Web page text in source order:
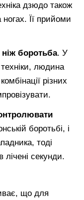
дзюдо також
Її прийоми
боротьба. У
людина
різних
боротьбі, і
тоді
лічені секунди.
що для